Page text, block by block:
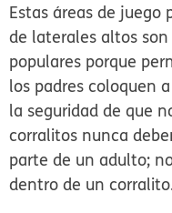
Estas áreas de juego
de laterales altos son
populares porque
los padres coloquen
la seguridad de que
corralitos nunca
parte de un adulto;
dentro de un